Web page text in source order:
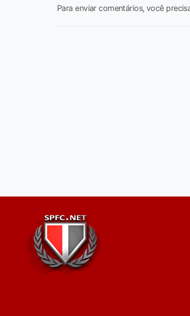
Para enviar comentários, você